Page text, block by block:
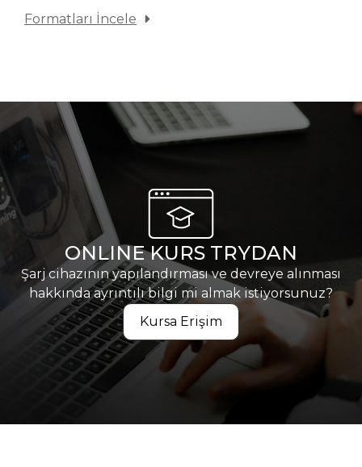
Formatları İncele
ONLINE KURS TRYDAN
Şarj cihazının yapılandırması ve devreye alınması
hakkında ayrıntılı bilgi mi almak istiyorsunuz?
Kursa Erişim